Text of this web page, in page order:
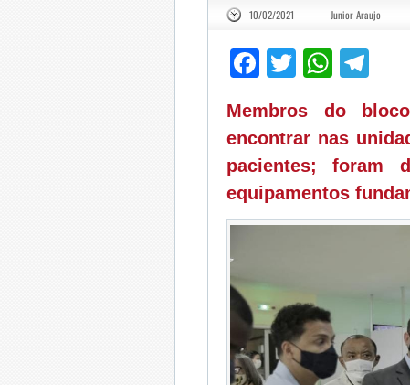
10/02/2021 Junior Araujo
Facebook
Twitter
Membros do
encontrar nas
pacientes; foram
equipamentos